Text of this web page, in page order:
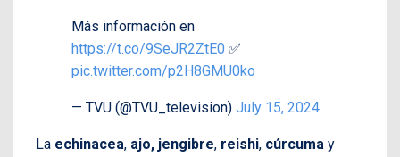
Más información en
https://t.co/9SeJR2ZtE0 ✅
pic.twitter.com/p2H8GMU0ko
— TVU (@TVU_television) July 15, 2024
La echinacea, ajo, jengibre, reishi, cúrcuma y